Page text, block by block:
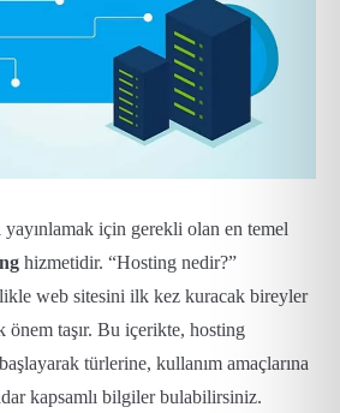
için gerekli olan en temel
hizmetidir. “Hosting nedir?”
web sitesini ilk kez kuracak bireyler
taşır. Bu içerikte, hosting
türlerine, kullanım amaçlarına
kapsamlı bilgiler bulabilirsiniz.